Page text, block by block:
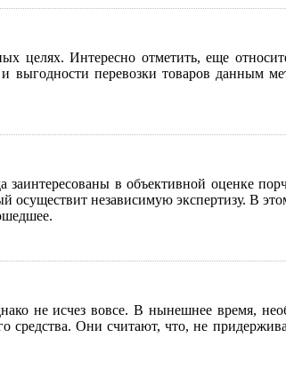
целях. Интересно отметить, еще
выгодности перевозки товаров данным
в объективной оценке
осуществит независимую экспертизу. В
не исчез вовсе. В нынешнее время,
средства. Они считают, что, не